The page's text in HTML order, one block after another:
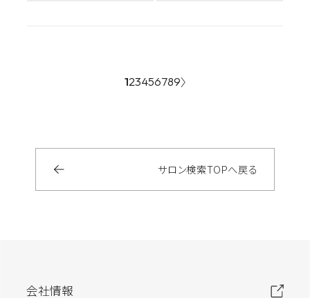
123456789
サロン検索TOPへ戻る
会社情報